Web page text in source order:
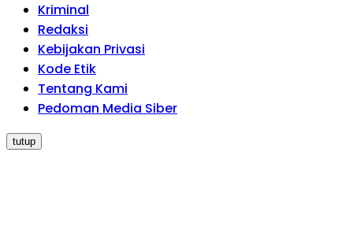
Kriminal
Redaksi
Kebijakan Privasi
Kode Etik
Tentang Kami
Pedoman Media Siber
tutup